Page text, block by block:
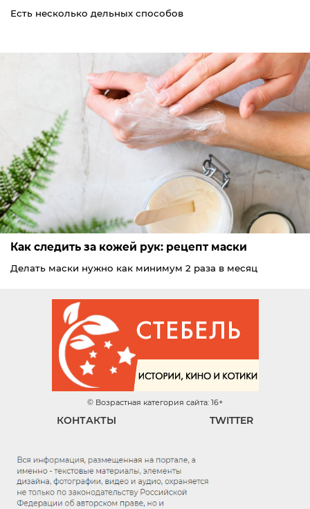
Есть несколько дельных способов
Как следить за кожей рук: рецепт маски
Делать маски нужно как минимум 2 раза в месяц
© Возрастная категория сайта: 16+
КОНТАКТЫ TWITTER